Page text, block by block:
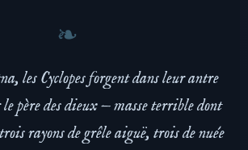
les Cyclopes forgent dans leur antre
père des dieux — masse terrible dont
rayons de grêle aiguë, trois de nuée